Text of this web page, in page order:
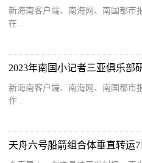
新海南客户端、南海网、南国都市
在...
新海南客户端、南海网、南国都市
作...
天舟六号船箭组合体垂直转运